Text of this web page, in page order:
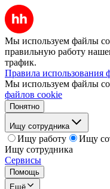
Мы используем файлы
правильную работу
трафик.
Правила использования
Мы используем файлы
файлов cookie
Понятно
Ищу сотрудника
Ищу работу
Ищу
Ищу сотрудника
Сервисы
Помощь
Ещё